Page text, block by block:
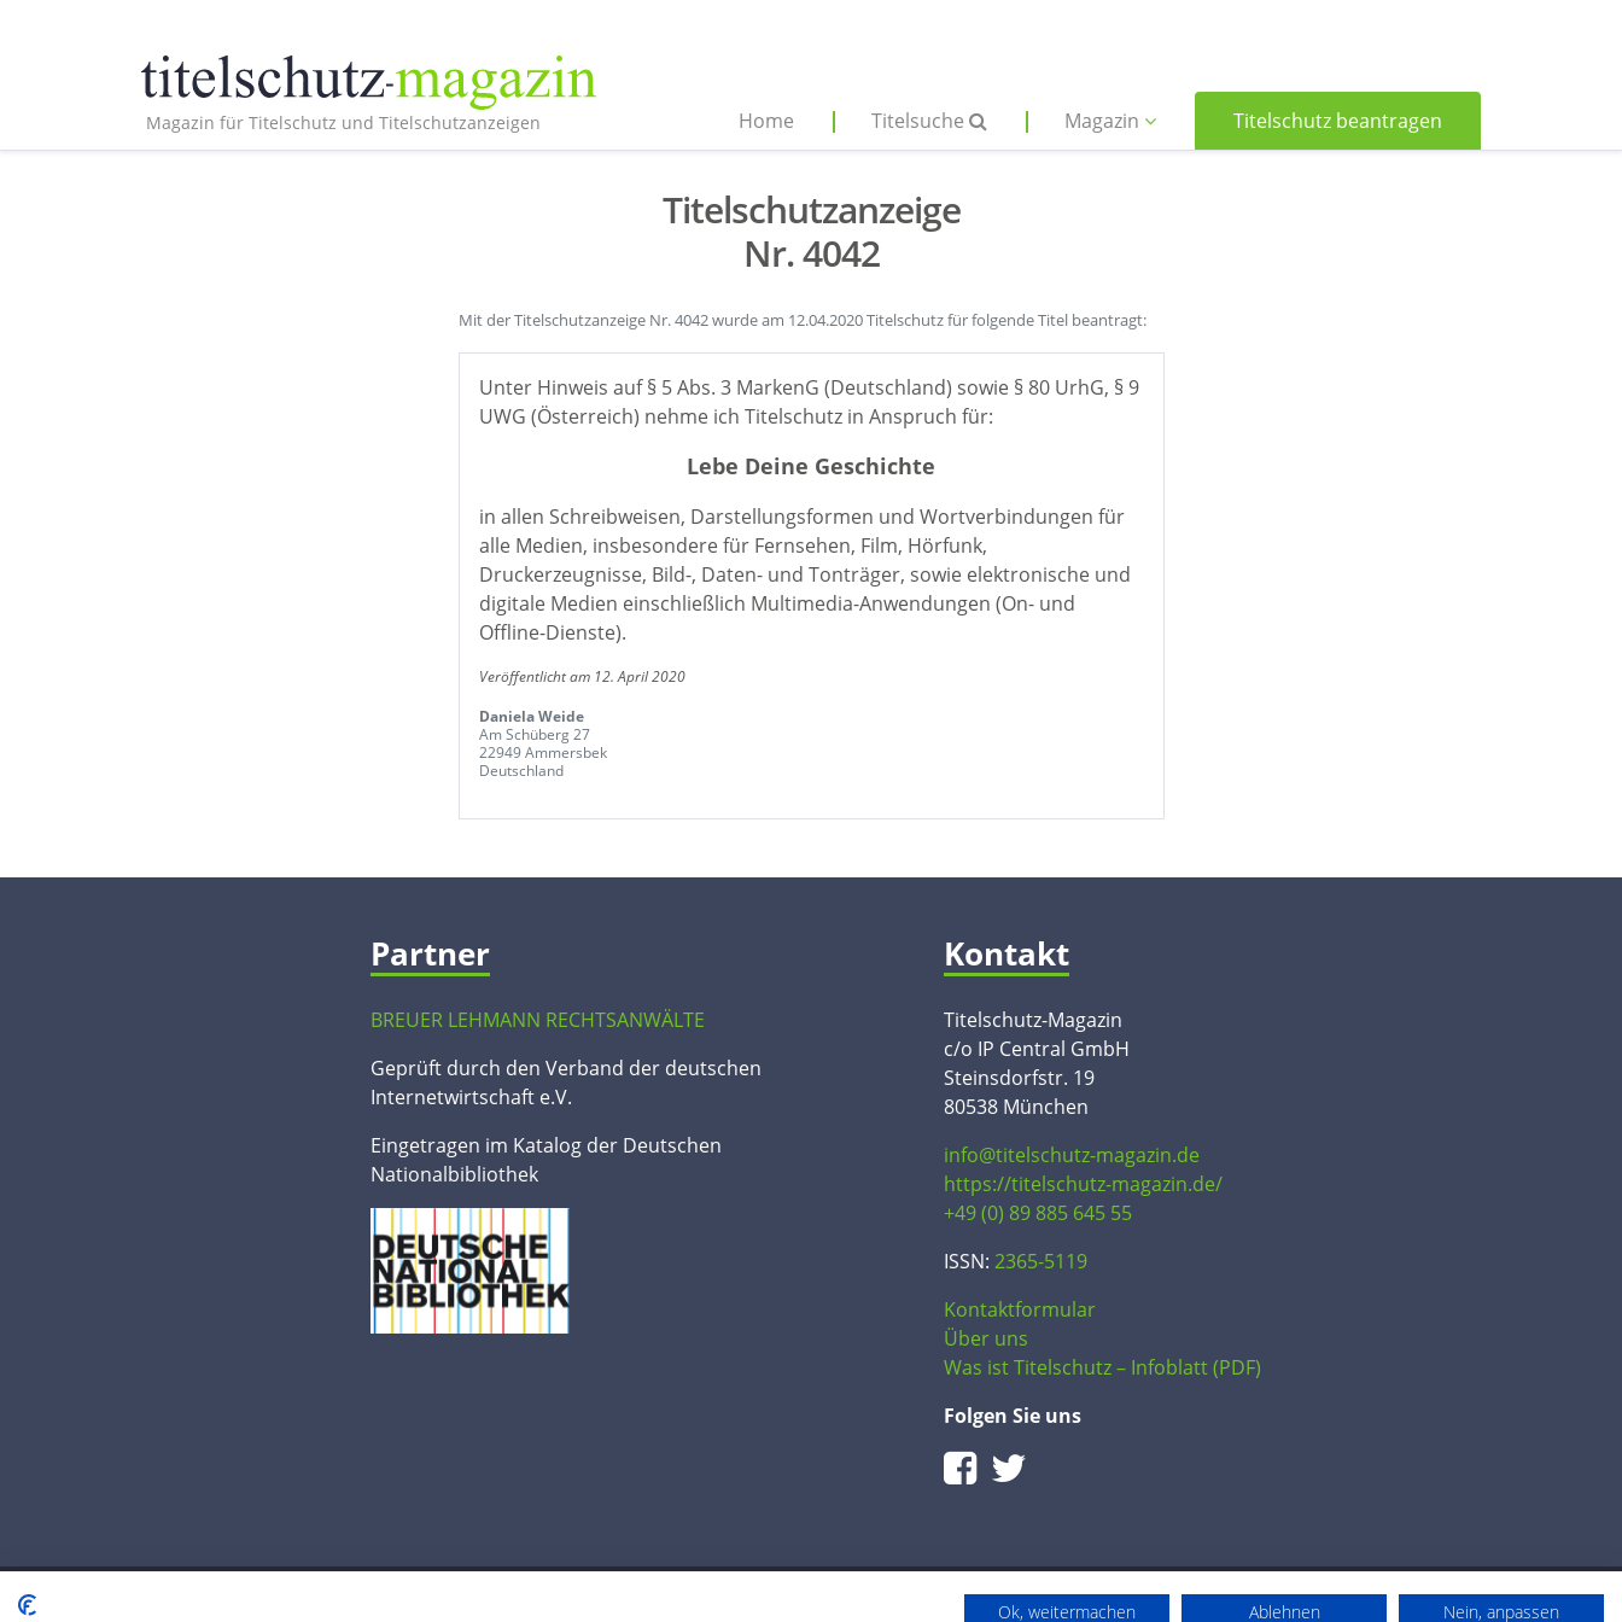
Magazin für Titelschutz und Titelschutzanzeigen Home Titelsuche Magazin Titelschutz beantragen
Titelschutzanzeige
Nr. 4042
Mit der Titelschutzanzeige Nr. 4042 wurde am 12.04.2020 Titelschutz für folgende Titel beantragt:
Unter Hinweis auf § 5 Abs. 3 MarkenG (Deutschland) sowie § 80 UrhG, § 9
UWG (Österreich) nehme ich Titelschutz in Anspruch für:
Lebe Deine Geschichte
in allen Schreibweisen, Darstellungsformen und Wortverbindungen für
alle Medien, insbesondere für Fernsehen, Film, Hörfunk,
Druckerzeugnisse, Bild-, Daten- und Tonträger, sowie elektronische und
digitale Medien einschließlich Multimedia-Anwendungen (On- und
Offline-Dienste).
Veröffentlicht am 12. April 2020
Daniela Weide
Am Schüberg 27
22949 Ammersbek
Deutschland
Partner
BREUER LEHMANN RECHTSANWÄLTE
Geprüft durch den Verband der deutschen
Internetwirtschaft e.V.
Eingetragen im Katalog der Deutschen
Nationalbibliothek
Kontakt
Titelschutz-Magazin
c/o IP Central GmbH
Steinsdorfstr. 19
80538 München
info@titelschutz-magazin.de
https://titelschutz-magazin.de/
+49 (0) 89 885 645 55
ISSN: 2365-5119
Kontaktformular
Über uns
Was ist Titelschutz – Infoblatt (PDF)
Folgen Sie uns
Ok, weitermachen Ablehnen Nein, anpassen